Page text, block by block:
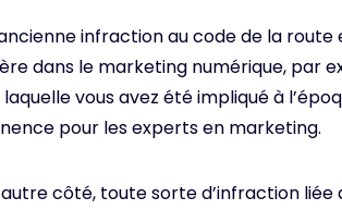
infraction au code de la
dans le marketing numérique, par
vous avez été impliqué à
pour les experts en marketing.
autre côté, toute sorte d’infraction